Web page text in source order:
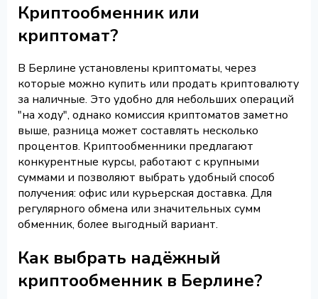
Криптообменник или
криптомат?
В Берлине установлены криптоматы, через
которые можно купить или продать криптовалюту
за наличные. Это удобно для небольших операций
"на ходу", однако комиссия криптоматов заметно
выше, разница может составлять несколько
процентов. Криптообменники предлагают
конкурентные курсы, работают с крупными
суммами и позволяют выбрать удобный способ
получения: офис или курьерская доставка. Для
регулярного обмена или значительных сумм
обменник, более выгодный вариант.
Как выбрать надёжный
криптообменник в Берлине?